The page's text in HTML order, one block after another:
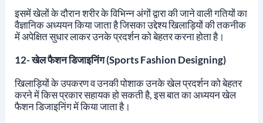
इसमें खेलों के दौरान शरीर के विभिन्न अंगों द्वारा की जाने वाली गतियों का
वैज्ञानिक अध्ययन किया जाता है जिसका उद्देश्य खिलाड़ियों की तकनीक
में अपेक्षित सुधार लाकर उनके प्रदर्शन को बेहतर करना होता है।
12- खेल फैशन डिजाइनिंग (Sports Fashion Designing)
खिलाड़ियों के उपकरण व उनकी पोशाक उनके खेल प्रदर्शन को बेहतर
करने में किस प्रकार सहायक हो सकती है, इस बात का अध्ययन खेल
फैशन डिजाइनिंग में किया जाता है।